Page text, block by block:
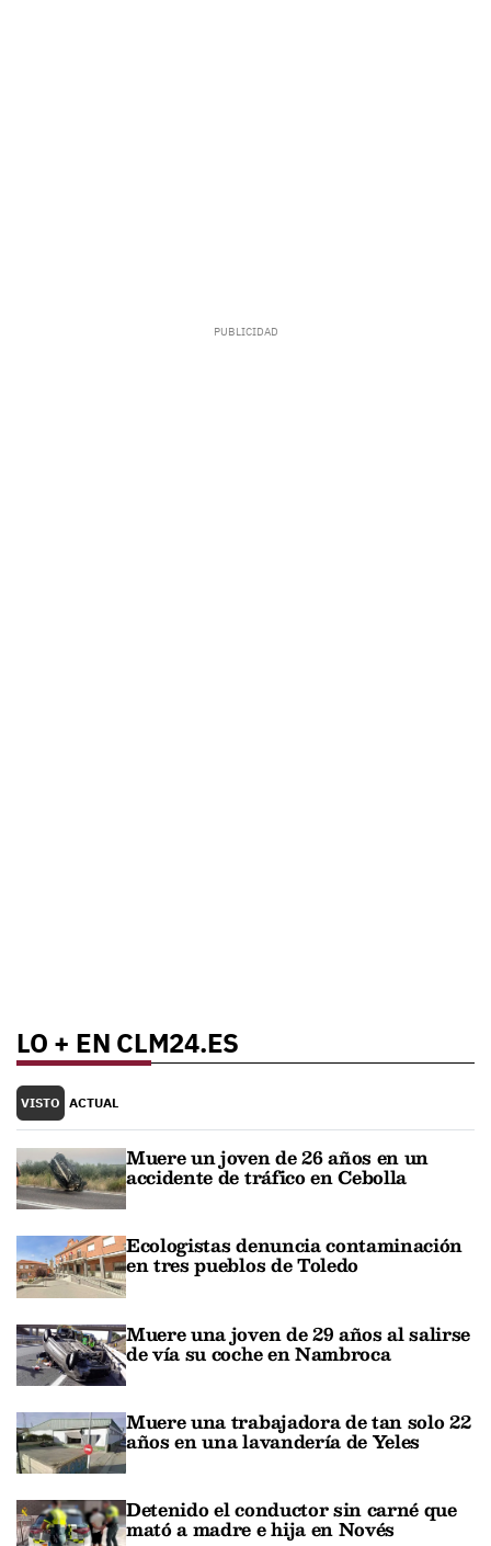
LO + EN CLM24.ES
VISTO ACTUAL
Muere un joven de 26 años en un
accidente de tráfico en Cebolla
Ecologistas denuncia contaminación
en tres pueblos de Toledo
Muere una joven de 29 años al salirse
de vía su coche en Nambroca
Muere una trabajadora de tan solo 22
años en una lavandería de Yeles
Detenido el conductor sin carné que
mató a madre e hija en Novés